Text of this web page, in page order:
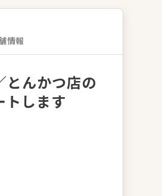
情報
とんかつ店の
トします